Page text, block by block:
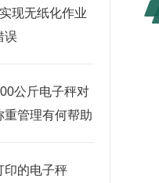
现无纸化作业
误
公斤电子秤对
重管理有何帮助
印的电子秤